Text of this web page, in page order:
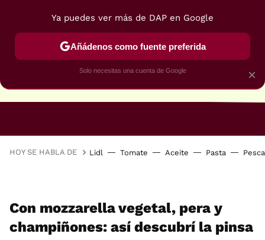
HOY SE HABLA DE Lidl Tomate Aceite Pasta
Con mozzarella vegetal, pera y
champiñones: así descubrí la pinsa
×
Ya puedes ver más de DAP en Google
Añádenos como fuente preferida
Solo necesitas una cuenta de Google